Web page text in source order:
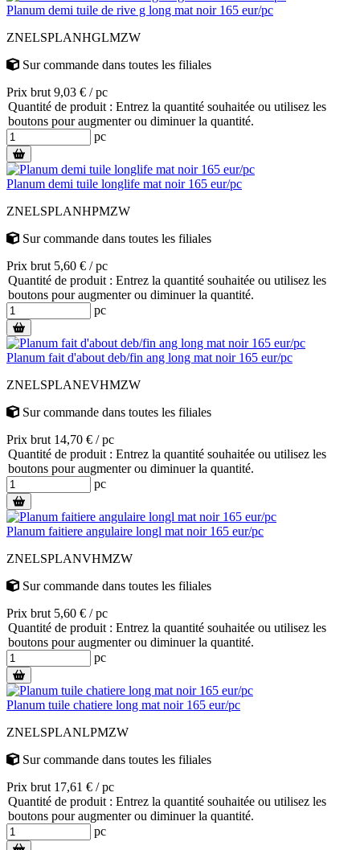
Planum demi tuile de rive g long mat noir 165 eur/pc
ZNELSPLANHGLMZW
Sur commande dans toutes les filiales
Prix brut 9,03 € / pc
Quantité de produit : Entrez la quantité souhaitée ou utilisez les
boutons pour augmenter ou diminuer la quantité.
pc
Planum demi tuile longlife mat noir 165 eur/pc
ZNELSPLANHPMZW
Sur commande dans toutes les filiales
Prix brut 5,60 € / pc
Quantité de produit : Entrez la quantité souhaitée ou utilisez les
boutons pour augmenter ou diminuer la quantité.
pc
Planum fait d'about deb/fin ang long mat noir 165 eur/pc
ZNELSPLANEVHMZW
Sur commande dans toutes les filiales
Prix brut 14,70 € / pc
Quantité de produit : Entrez la quantité souhaitée ou utilisez les
boutons pour augmenter ou diminuer la quantité.
pc
Planum faitiere angulaire longl mat noir 165 eur/pc
ZNELSPLANVHMZW
Sur commande dans toutes les filiales
Prix brut 5,60 € / pc
Quantité de produit : Entrez la quantité souhaitée ou utilisez les
boutons pour augmenter ou diminuer la quantité.
pc
Planum tuile chatiere long mat noir 165 eur/pc
ZNELSPLANLPMZW
Sur commande dans toutes les filiales
Prix brut 17,61 € / pc
Quantité de produit : Entrez la quantité souhaitée ou utilisez les
boutons pour augmenter ou diminuer la quantité.
pc